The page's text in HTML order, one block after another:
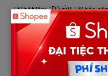
Tôi hét lên: “Đủ rồi! Tôi báo
sảnchứ không còn là ‘mượn’
Ngay khi câu nói đó vừa bật
tố thực sự bắt đầu.
Tối hôm đó, mẹ chồng gọi